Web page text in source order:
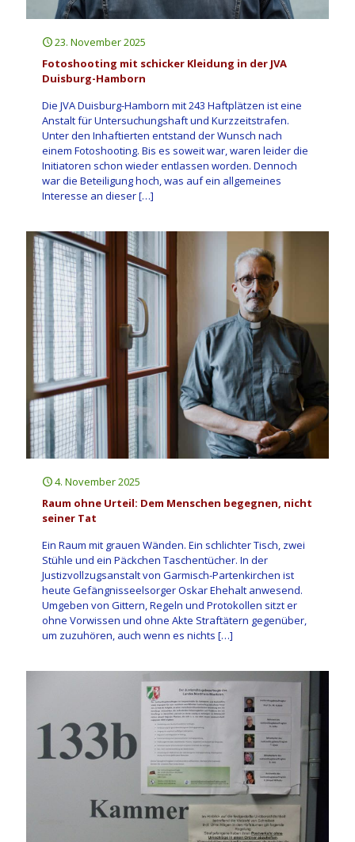
23. November 2025
Fotoshooting mit schicker Kleidung in der JVA
Duisburg-Hamborn
Die JVA Duisburg-Hamborn mit 243 Haftplätzen ist eine
Anstalt für Untersuchungshaft und Kurzzeitstrafen.
Unter den Inhaftierten entstand der Wunsch nach
einem Fotoshooting. Bis es soweit war, waren leider die
Initiatoren schon wieder entlassen worden. Dennoch
war die Beteiligung hoch, was auf ein allgemeines
Interesse an dieser[…]
4. November 2025
Raum ohne Urteil: Dem Menschen begegnen, nicht
seiner Tat
Ein Raum mit grauen Wänden. Ein schlichter Tisch, zwei
Stühle und ein Päckchen Taschentücher. In der
Justizvollzugsanstalt von Garmisch-Partenkirchen ist
heute Gefängnisseelsorger Oskar Ehehalt anwesend.
Umgeben von Gittern, Regeln und Protokollen sitzt er
ohne Vorwissen und ohne Akte Straftätern gegenüber,
um zuzuhören, auch wenn es nichts […]